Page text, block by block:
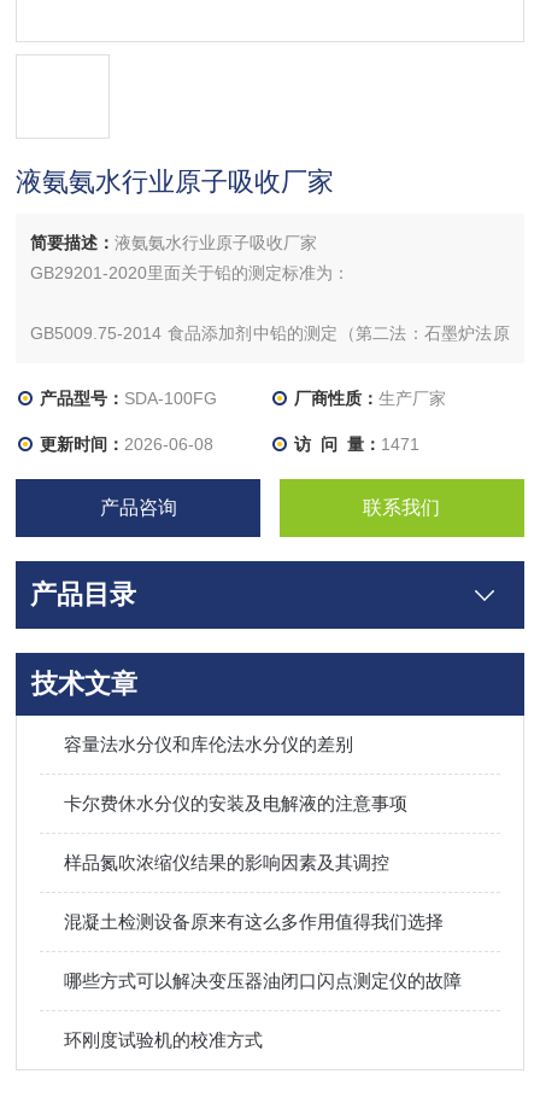
液氨氨水行业原子吸收厂家
简要描述：液氨氨水行业原子吸收厂家
GB29201-2020里面关于铅的测定标准为：
GB5009.75-2014 食品添加剂中铅的测定（第二法：石墨炉法原
原子吸收光谱法；第三法：火焰原子吸收光谱法）
综上所述：采购火焰法原子吸收、石墨炉法原子吸收、火焰石墨
产品型号： SDA-100FG 厂商性质： 生产厂家
更新时间： 2026-06-08 访 问 量： 1471
产品咨询 联系我们
产品目录
技术文章
容量法水分仪和库伦法水分仪的差别
卡尔费休水分仪的安装及电解液的注意事项
样品氮吹浓缩仪结果的影响因素及其调控
混凝土检测设备原来有这么多作用值得我们选择
哪些方式可以解决变压器油闭口闪点测定仪的故障
环刚度试验机的校准方式